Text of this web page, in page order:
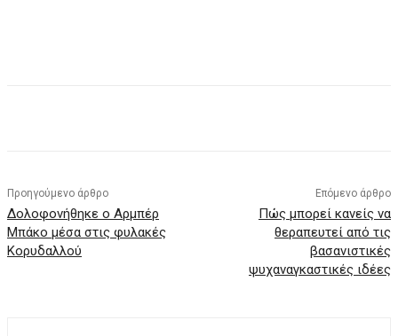
Προηγούμενο άρθρο
Δολοφονήθηκε ο Αρμπέρ
Μπάκο μέσα στις φυλακές
Κορυδαλλού
Επόμενο άρθρο
Πώς μπορεί κανείς να
θεραπευτεί από τις
βασανιστικές
ψυχαναγκαστικές ιδέες